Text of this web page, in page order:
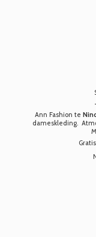
Ann Fashion te
dameskleding.